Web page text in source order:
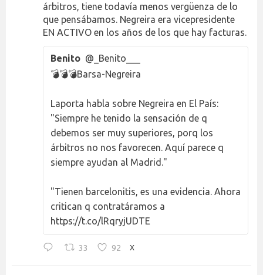
árbitros, tiene todavía menos vergüenza de lo
que pensábamos. Negreira era vicepresidente
EN ACTIVO en los años de los que hay facturas.
Benito @_Benito___
💣💣💣Barsa-Negreira
Laporta habla sobre Negreira en El País:
"Siempre he tenido la sensación de q
debemos ser muy superiores, porq los
árbitros no nos favorecen. Aquí parece q
siempre ayudan al Madrid."
"Tienen barcelonitis, es una evidencia. Ahora
critican q contratáramos a
https://t.co/lRqryjUDTE
33 92 X